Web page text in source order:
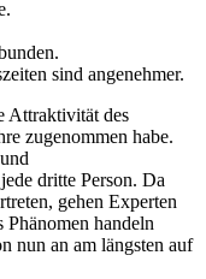
sind angenehmer.
Attraktivität des
zugenommen habe.
dritte Person. Da
gehen Experten
Phänomen handeln
nun an am längsten auf